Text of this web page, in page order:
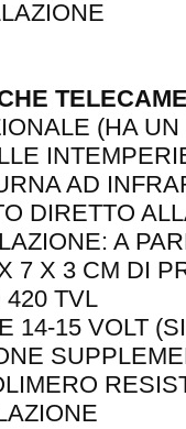
(HA
AD
DIRETTO
A
7 X 3 CM DI
TVL
14-15 VOLT